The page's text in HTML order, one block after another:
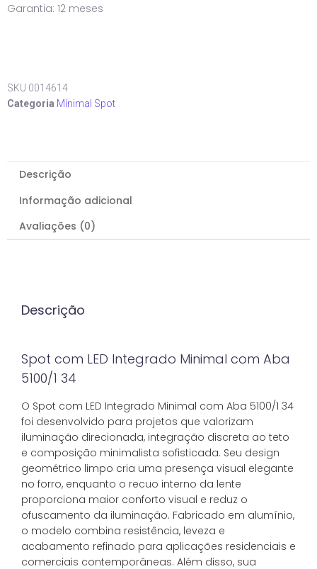
Garantia: 12 meses
SKU 0014614
Categoria Mínimal Spot
Descrição
Informação adicional
Avaliações (0)
Descrição
Spot com LED Integrado Minimal com Aba
5100/1 34
O Spot com LED Integrado Minimal com Aba 5100/1 34
foi desenvolvido para projetos que valorizam
iluminação direcionada, integração discreta ao teto
e composição minimalista sofisticada. Seu design
geométrico limpo cria uma presença visual elegante
no forro, enquanto o recuo interno da lente
proporciona maior conforto visual e reduz o
ofuscamento da iluminação. Fabricado em alumínio,
o modelo combina resistência, leveza e
acabamento refinado para aplicações residenciais e
comerciais contemporâneas. Além disso, sua